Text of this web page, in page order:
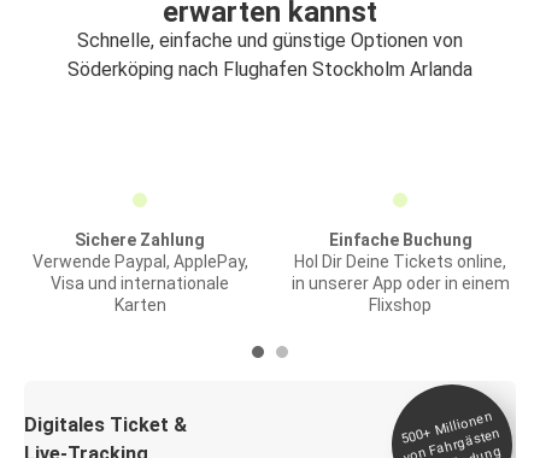
erwarten kannst
Schnelle, einfache und günstige Optionen von
Söderköping nach Flughafen Stockholm Arlanda
Sichere Zahlung
Verwende Paypal, ApplePay,
Visa und internationale
Karten
Einfache Buchung
Hol Dir Deine Tickets online,
in unserer App oder in einem
Flixshop
Digitales Ticket &
500+
Millionen
von Fahrgästen
seit